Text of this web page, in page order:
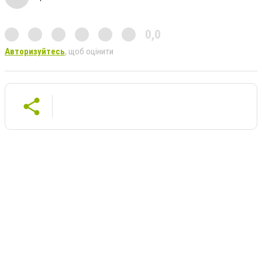
0,0
Авторизуйтесь, щоб оцінити